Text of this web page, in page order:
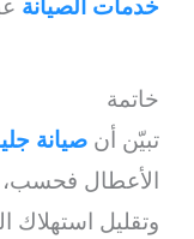
خدمات الصيانة
خاتمة
تبيّن أنصيانة
الأعطال فحسب،
وتقليل